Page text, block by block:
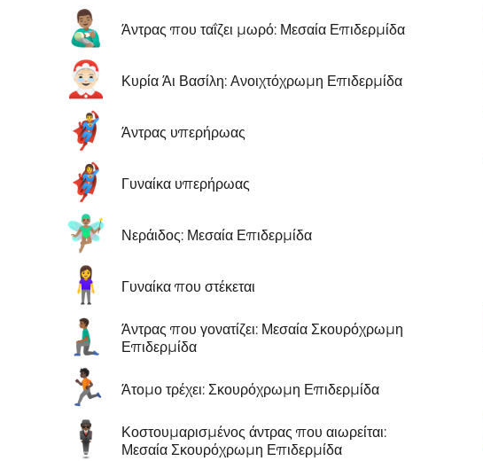
👨🏽‍🍼 Άντρας που ταΐζει μωρό: Μεσαία Επιδερμίδα
🤶🏻 Κυρία Άι Βασίλη: Ανοιχτόχρωμη Επιδερμίδα
🦸‍♂️ Άντρας υπερήρωας
🦸‍♀️ Γυναίκα υπερήρωας
🧚🏽‍♂️ Νεράιδος: Μεσαία Επιδερμίδα
🧍‍♀️ Γυναίκα που στέκεται
🧎🏾‍♂️
Άντρας που γονατίζει: Μεσαία Σκουρόχρωμη
Επιδερμίδα
🏃🏿 Άτομο τρέχει: Σκουρόχρωμη Επιδερμίδα
🕴🏾
Κοστουμαρισμένος άντρας που αιωρείται:
Μεσαία Σκουρόχρωμη Επιδερμίδα